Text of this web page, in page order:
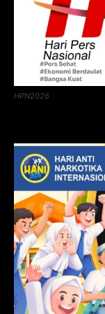
HPN2026